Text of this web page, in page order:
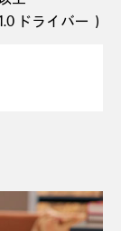
ドライバー）